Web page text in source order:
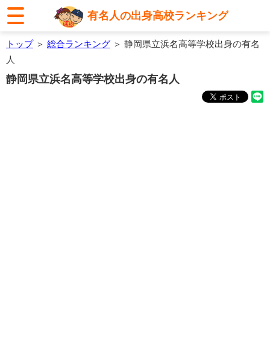
有名人の出身高校ランキング
トップ＞ 総合ランキング ＞ 静岡県立浜名高等学校出身の有名
人
静岡県立浜名高等学校出身の有名人